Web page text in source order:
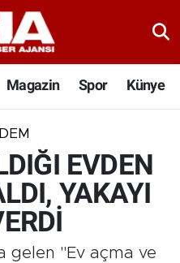
Magazin Spor Künye
EVDEN
YAKAYI
gelen "Ev açma ve